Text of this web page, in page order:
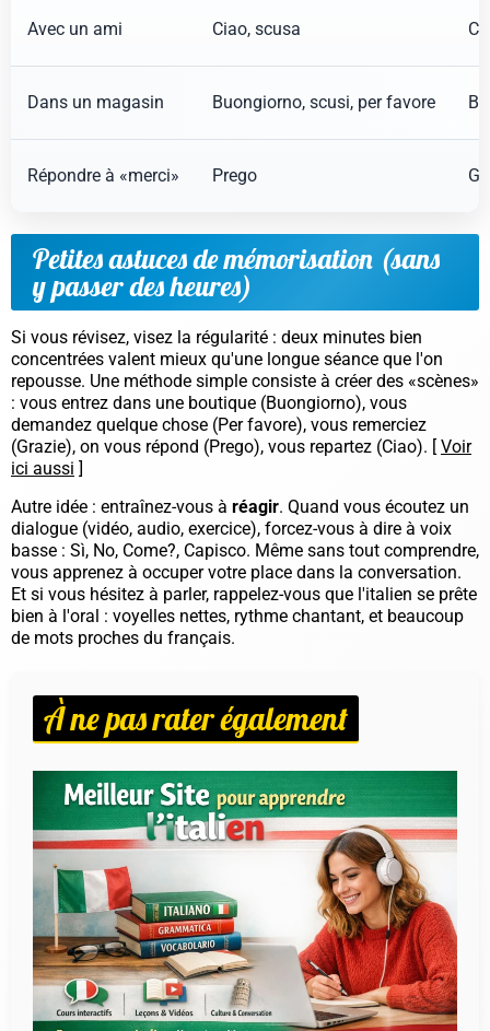
Avec un ami Ciao, scusa
Dans un magasin Buongiorno, scusi, per favore
Répondre à «merci» Prego
Petites astuces de mémorisation (sans
y passer des heures)
Si vous révisez, visez la régularité : deux minutes bien
concentrées valent mieux qu'une longue séance que l'on
repousse. Une méthode simple consiste à créer des «scènes»
: vous entrez dans une boutique (Buongiorno), vous
demandez quelque chose (Per favore), vous remerciez
(Grazie), on vous répond (Prego), vous repartez (Ciao). [ Voir
ici aussi ]
Autre idée : entraînez-vous à réagir. Quand vous écoutez un
dialogue (vidéo, audio, exercice), forcez-vous à dire à voix
basse : Sì, No, Come?, Capisco. Même sans tout comprendre,
vous apprenez à occuper votre place dans la conversation.
Et si vous hésitez à parler, rappelez-vous que l'italien se prête
bien à l'oral : voyelles nettes, rythme chantant, et beaucoup
de mots proches du français.
À ne pas rater également